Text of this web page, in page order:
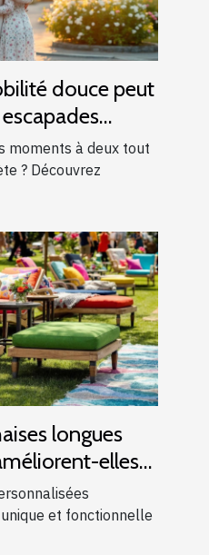
douce peut
moments à deux tout
? Découvrez
longues
elles
et fonctionnelle